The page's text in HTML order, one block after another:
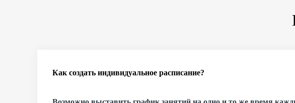
Как создать индивидуальное расписание?